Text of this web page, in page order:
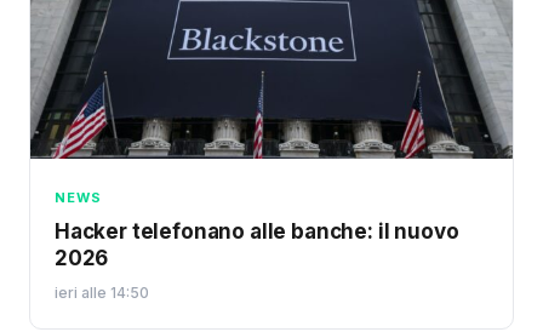
NEWS
Hacker telefonano alle banche: il nuovo
2026
ieri alle 14:50